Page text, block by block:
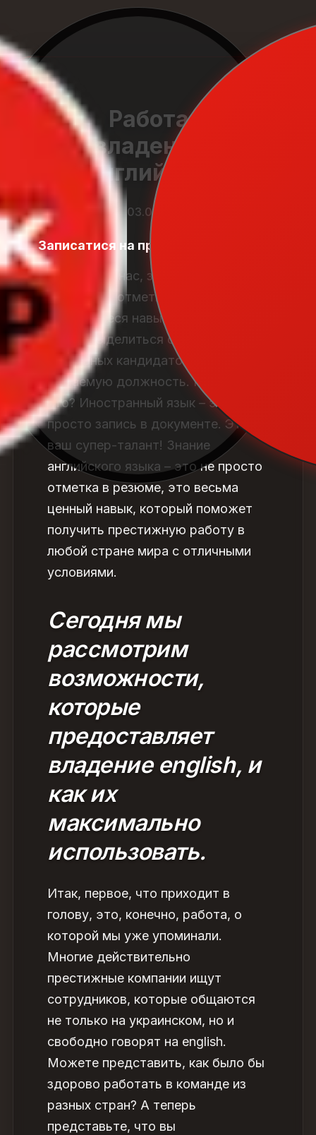
Записатися на пробний урок
Работа с
владением
английского
03.01.2026
Каждый из нас, заполняя резюме,
стремится отметить свои
выдающиеся навыки и умения,
чтобы выделиться среди
остальных кандидатов на
желаемую должность. Но знаете
что? Иностранный язык – это не
просто запись в документе. Это
ваш супер-талант! Знание
английского языка – это не просто
отметка в резюме, это весьма
ценный навык, который поможет
получить престижную работу в
любой стране мира с отличными
условиями.
Сегодня мы
рассмотрим
возможности,
которые
предоставляет
владение english, и
как их
максимально
использовать.
Итак, первое, что приходит в
голову, это, конечно, работа, о
которой мы уже упоминали.
Многие действительно
престижные компании ищут
сотрудников, которые общаются
не только на украинском, но и
свободно говорят на english.
Можете представить, как было бы
здорово работать в команде из
разных стран? А теперь
представьте, что вы